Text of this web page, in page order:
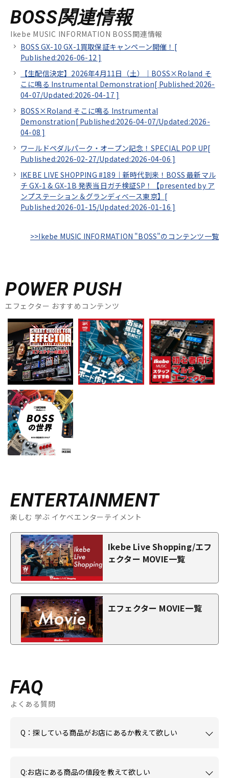
BOSS関連情報
Ikebe MUSIC INFORMATION BOSS関連情報
BOSS GX-10 GX-1買取保証キャンペーン開催！[
Published:2026-06-12 ]
【生配信決定】2026年4月11日（土）｜BOSS×Roland そ
こに鳴る Instrumental Demonstration[ Published:2026-
04-07/Updated:2026-04-17 ]
BOSS×Roland そこに鳴る Instrumental
Demonstration[ Published:2026-04-07/Updated:2026-
04-08 ]
ワールドペダルパーク・オープン記念！SPECIAL POP UP[
Published:2026-02-27/Updated:2026-04-06 ]
IKEBE LIVE SHOPPING #189｜新時代到来！BOSS 最新マル
チ GX-1 & GX-1B 発表当日ガチ検証SP！【presented by ア
ンプステーション＆グランディベース東京】[
Published:2026-01-15/Updated:2026-01-16 ]
>>Ikebe MUSIC INFORMATION "BOSS"のコンテンツ一覧
POWER PUSH
エフェクター おすすめコンテンツ
ENTERTAINMENT
楽しむ 学ぶ イケベエンターテイメント
Ikebe Live Shopping/エフ
ェクター MOVIE一覧
エフェクター MOVIE一覧
FAQ
よくある質問
Q：探している商品がお店にあるか教えて欲しい
Q:お店にある商品の値段を教えて欲しい